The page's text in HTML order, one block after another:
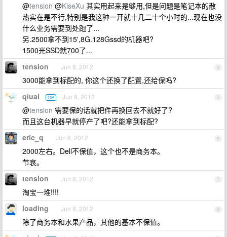
@tension @KiseXu 其实用起来是够用,但是问题是笔记本的散
热实在是不行,特别是我这种一开就十几二十个小时的...现在也没
什么业务需要到处跑了...
另.2500拿不到15',8G.128Gssd的机器吧?
1500光SSD就700了...
4
tension Jun 8, 2012
3000能拿到标配的, 你这个还换了配置,还给保吗?
5
qiuai OP Jun 8, 2012
@tension 需要保的话就把件再换回去不就好了?
而且这台机器早就停产了吧?还能拿到标配?
6
eric_q Jun 8, 2012
2000左右。Dell不保值，这个也不是商务本。
节哀。
7
tension Jun 8, 2012
淘宝一堆!!!!
8
loading Jun 8, 2012
除了商务本和水果产品，其他的基本不保值。